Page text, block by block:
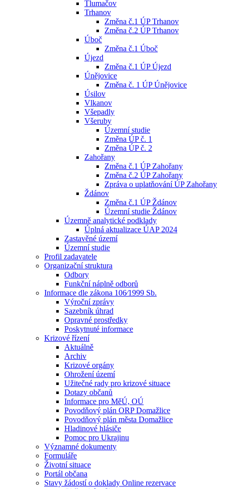
Tlumačov
Trhanov
Změna č.1 ÚP Trhanov
Změna č.2 ÚP Trhanov
Úboč
Změna č.1 Úboč
Újezd
Změna č.1 ÚP Újezd
Únějovice
Změna č. 1 ÚP Únějovice
Úsilov
Vlkanov
Všepadly
Všeruby
Územní studie
Změna ÚP č. 1
Změna ÚP č. 2
Zahořany
Změna č.1 ÚP Zahořany
Změna č.2 ÚP Zahořany
Zpráva o uplatňování ÚP Zahořany
Ždánov
Změna č.1 ÚP Ždánov
Územní studie Ždánov
Územně analytické podklady
Úplná aktualizace ÚAP 2024
Zastavěné území
Územní studie
Profil zadavatele
Organizační struktura
Odbory
Funkční náplně odborů
Informace dle zákona 106⁄1999 Sb.
Výroční zprávy
Sazebník úhrad
Opravné prostředky
Poskytnuté informace
Krizové řízení
Aktuálně
Archiv
Krizové orgány
Ohrožení území
Užitečné rady pro krizové situace
Dotazy občanů
Informace pro MěÚ, OÚ
Povodňový plán ORP Domažlice
Povodňový plán města Domažlice
Hladinové hlásiče
Pomoc pro Ukrajinu
Významné dokumenty
Formuláře
Životní situace
Portál občana
Stavy žádostí o doklady Online rezervace